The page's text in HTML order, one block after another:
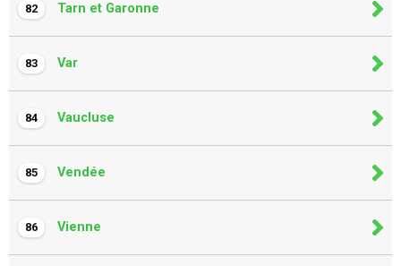
82 Tarn et Garonne
83 Var
84 Vaucluse
85 Vendée
86 Vienne